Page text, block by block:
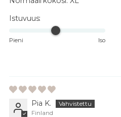
Istuvuus:
Pieni Iso
Pia K.
Finland